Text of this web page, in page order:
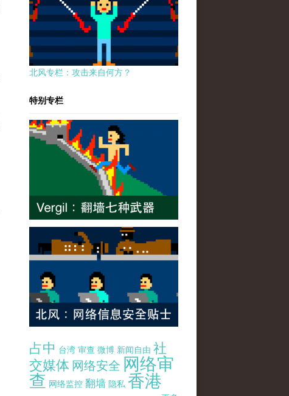
北风专栏：攻击来自何方？
特别专栏
占中 台湾 审查 微博 新闻自由 社
交媒体 网络安全 网络审
查 网络监控 翻墙 隐私 香港